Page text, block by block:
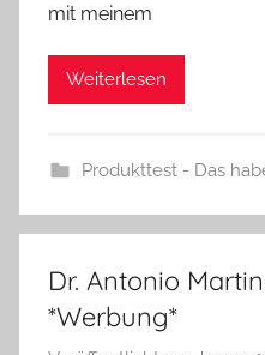
mit meinem
Weiterlesen
Produkttest - Das
Dr. Antonio
*Werbung*